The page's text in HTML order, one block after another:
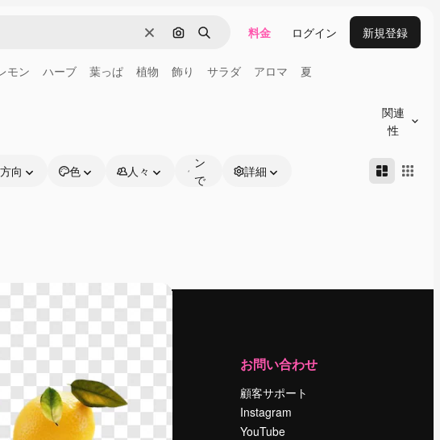
消去 画像で検索
検索 料金 ログイン 新規登録
モン ハーブ 葉っぱ 植物 飾り サラダ アロマ 夏
関連
性
方向 色 人々
ン
で
詳細
めに
ュメント
ート
運営
料金
会社概要
お問い合わせ
顧客サポート
Instagram
YouTube